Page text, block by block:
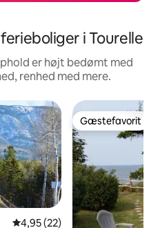
i Tourelle
er højt bedømt med
renhed med mere.
4,95 ud af 5 i gennemsnitlig
4,95 (22)
Gæstefavorit
Gæstefavorit